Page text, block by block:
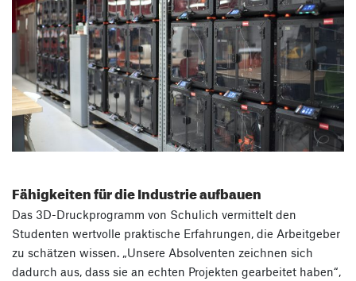
Fähigkeiten für die Industrie aufbauen
Das 3D-Druckprogramm von Schulich vermittelt den
Studenten wertvolle praktische Erfahrungen, die Arbeitgeber
zu schätzen wissen. „Unsere Absolventen zeichnen sich
dadurch aus, dass sie an echten Projekten gearbeitet haben“,